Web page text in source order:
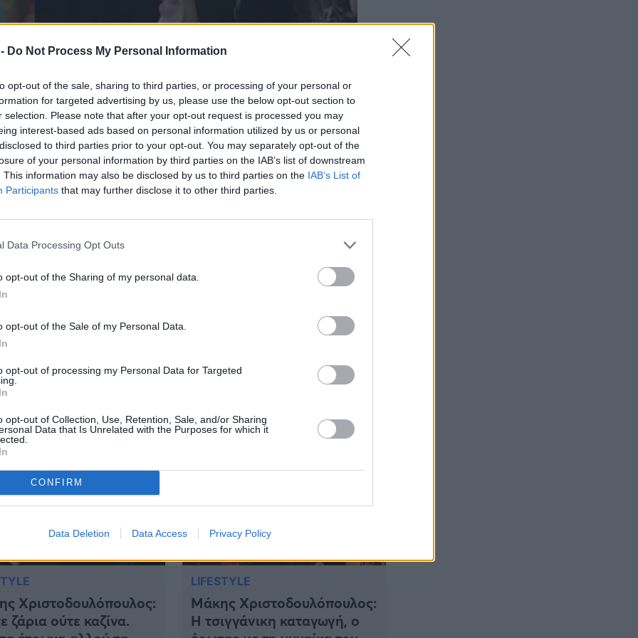
Do Not Process My Personal Information
opt-out of the sale, sharing to third parties, or processing of your personal or
for targeted advertising by us, please use the below opt-out section to
selection. Please note that after your opt-out request is processed you may
interest-based ads based on personal information utilized by us or personal
to third parties prior to your opt-out. You may separately opt-out of the
of your personal information by third parties on the IAB’s list of downstream
This information may also be disclosed by us to third parties on the IAB’s List of
Participants that may further disclose it to other third parties.
Data Processing Opt Outs
opt-out of the Sharing of my personal data.
opt-out of the Sale of my Personal Data.
opt-out of processing my Personal Data for Targeted
opt-out of Collection, Use, Retention, Sale, and/or Sharing
Data that Is Unrelated with the Purposes for which it
CONFIRM
Data Deletion Data Access Privacy Policy
σκηνοθέτη και κοινό,
μέχρι και
επεφύλασσε μια έκπληξη στο κοινό καθώς
Μάκη Χριστοδουλόπουλο. Ο οποίος
τις μεγαλύτερες του επιτυχίες.
που «τα έσπασε» στον Μάκη
Μάκη Χριστοδουλόπουλο, την παράσταση […]
Χριστοδουλόπουλος:
ζάρια ούτε καζίνα.
LIFESTYLE
Μάκης Χριστοδουλόπουλος:
Η τσιγγάνικη καταγωγή, ο